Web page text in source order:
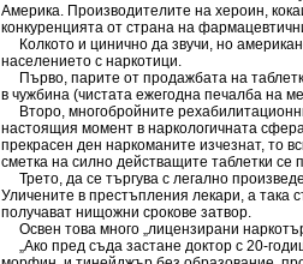
Америка. Производителите на хероин,
конкуренцията от страна на
Колкото и цинично да звучи, но
населението с наркотици.
Първо, парите от продажбата на
в чужбина (чистата ежегодна печалба на
Второ, многобройните
настоящия момент в наркологичната
прекрасен ден наркоманите изчезнат, то
сметка на силно действащите таблетки
Трето, да се търгува с легално
Уличените в престъпления лекари, а
получават нищожни срокове затвор.
Освен това много „лицензирани
„Ако пред съда застане доктор с 20-